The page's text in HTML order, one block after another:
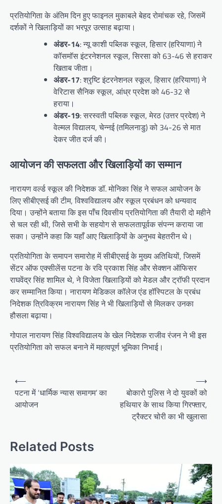
प्रतियोगिता के अंतिम दिन हुए फाइनल मुकाबले बेहद रोमांचक रहे, जिसमें
दर्शकों ने खिलाड़ियों का भरपूर उत्साह बढ़ाया।
अंडर-14: न्यू काशी पब्लिक स्कूल, हिसार (हरियाणा) ने
कॉसमॉस इंटरनेशनल स्कूल, सिरसा को 63-46 से हराकर
खिताब जीता।
अंडर-17: श्रृष्टि इंटरनेशनल स्कूल, हिसार (हरियाणा) ने
वेरिटास सैनिक स्कूल, आंध्र प्रदेश को 46-32 से
हराया।
अंडर-19: सरस्वती पब्लिक स्कूल, मेरठ (उत्तर प्रदेश) ने
वेल्मल विद्यालय, चेन्नई (तमिलनाडु) को 34-26 से मात
देकर जीत दर्ज की।
आयोजन की सफलता और खिलाड़ियों का सम्मान
नारायण वर्ल्ड स्कूल की निदेशक डॉ. मोनिका सिंह ने सफल आयोजन के
लिए सीबीएसई की टीम, विश्वविद्यालय और स्कूल प्रबंधन को धन्यवाद
दिया। उन्होंने बताया कि इस पाँच दिवसीय प्रतियोगिता की तैयारी दो महीने
से चल रही थी, जिसे सभी के सहयोग से सफलतापूर्वक संपन्न कराया जा
सका। उन्होंने कहा कि यहाँ आए खिलाड़ियों के अनुभव बेहतरीन थे।
प्रतियोगिता के समापन समारोह में सीबीएसई के मुख्य अतिथियों, जिसमें
सेंटर ऑफ एक्सीलेंस पटना के रवि प्रकाश सिंह और सेक्शन ऑफिसर
राघवेंद्र सिंह शामिल थे, ने विजेता खिलाड़ियों को मेडल और ट्रॉफी प्रदान
कर सम्मानित किया। नारायण मेडिकल कॉलेज एंड हॉस्पिटल के प्रबंध
निदेशक त्रिविक्रम नारायण सिंह ने भी खिलाड़ियों से मिलकर उनका
हौसला बढ़ाया।
गोपाल नारायण सिंह विश्वविद्यालय के खेल निदेशक राजीव रंजन ने भी इस
प्रतियोगिता को सफल बनाने में महत्वपूर्ण भूमिका निभाई।
Post
navigation
⟵
पटना में ‘धार्मिक न्यास समागम’ का
आयोजन
बोकारो पुलिस ने दो युवकों को
हथियार के साथ किया गिरफ्तार,
ट्रैक्टर चोरी का भी खुलासा
⟶
Related Posts